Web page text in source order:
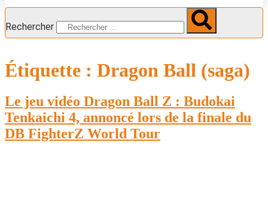
Rechercher
Étiquette : Dragon Ball (saga)
Le jeu vidéo Dragon Ball Z : Budokai
Tenkaichi 4, annoncé lors de la finale du
DB FighterZ World Tour